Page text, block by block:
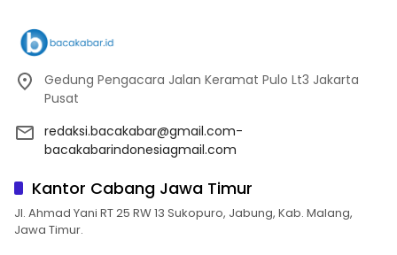
Gedung Pengacara Jalan Keramat Pulo Lt3 Jakarta
Pusat
redaksi.bacakabar@gmail.com-
bacakabarindonesiagmail.com
Kantor Cabang Jawa Timur
Jl. Ahmad Yani RT 25 RW 13 Sukopuro, Jabung, Kab. Malang,
Jawa Timur.